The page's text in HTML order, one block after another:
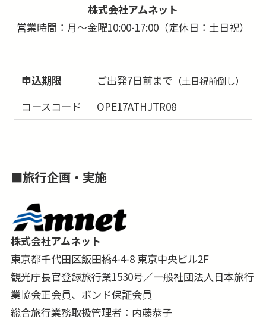
株式会社アムネット
営業時間：月～金曜10:00-17:00（定休日：土日祝）
申込期限 ご出発7日前まで （土日祝前倒し）
コースコード OPE17ATHJTR08
■旅行企画・実施
株式会社アムネット
東京都千代田区飯田橋4-4-8 東京中央ビル2F
観光庁長官登録旅行業1530号／一般社団法人日本旅行
業協会正会員、ボンド保証会員
総合旅行業務取扱管理者：内藤恭子